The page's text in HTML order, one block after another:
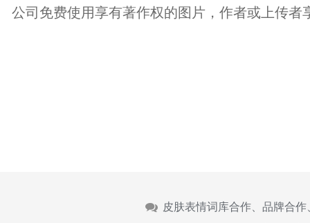
公司免费使用享有著作权的图片，作者或上传者
皮肤表情词库合作、品牌合